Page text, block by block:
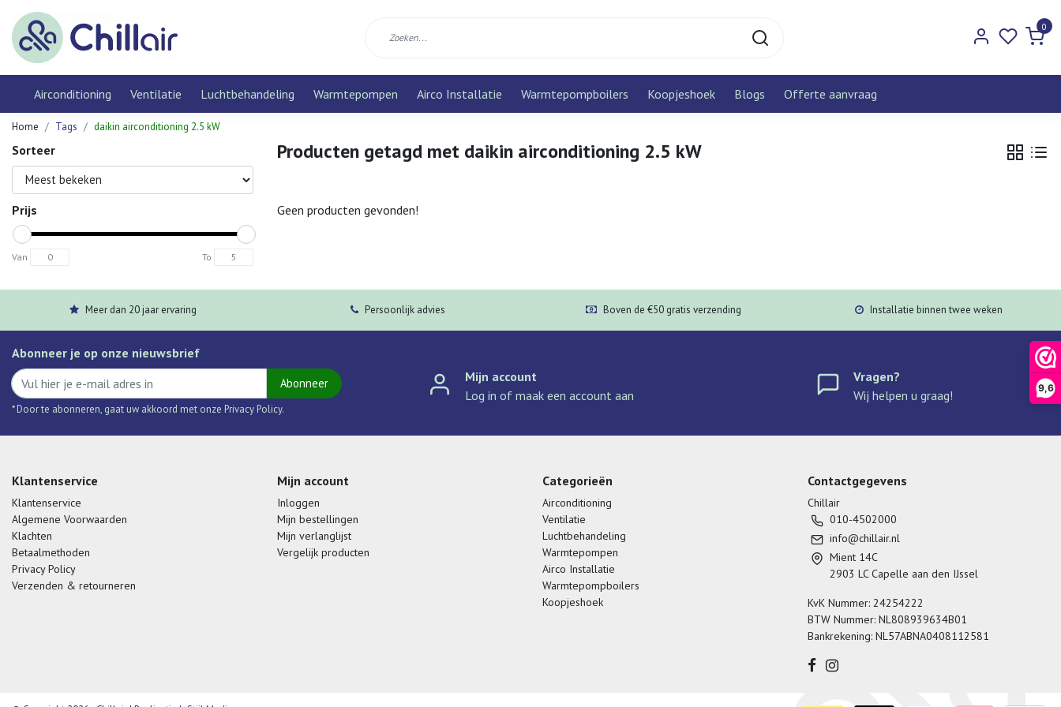
9,6
0
Airconditioning Ventilatie Luchtbehandeling Warmtepompen Airco Installatie Warmtepompboilers Koopjeshoek Blogs Offerte aanvraag
Home Tags daikin airconditioning 2.5 kW
Sorteer
Prijs
Van To
Producten getagd met daikin airconditioning 2.5 kW
Geen producten gevonden!
Meer dan 20 jaar ervaring Persoonlijk advies Boven de €50 gratis verzending Installatie binnen twee weken
Abonneer je op onze nieuwsbrief
Abonneer
* Door te abonneren, gaat uw akkoord met onze Privacy Policy.
Mijn account
Log in of maak een account aan
Vragen?
Wij helpen u graag!
Klantenservice
Klantenservice
Algemene Voorwaarden
Klachten
Betaalmethoden
Privacy Policy
Verzenden & retourneren
Mijn account
Inloggen
Mijn bestellingen
Mijn verlanglijst
Vergelijk producten
Categorieën
Airconditioning
Ventilatie
Luchtbehandeling
Warmtepompen
Airco Installatie
Warmtepompboilers
Koopjeshoek
Contactgegevens
Chillair
010-4502000
info@chillair.nl
Mient 14C
2903 LC Capelle aan den IJssel
KvK Nummer: 24254222
BTW Nummer: NL808939634B01
Bankrekening: NL57ABNA0408112581